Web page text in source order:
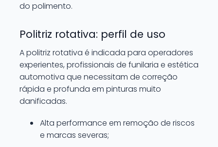
do polimento.
Politriz rotativa: perfil de uso
A politriz rotativa é indicada para operadores
experientes, profissionais de funilaria e estética
automotiva que necessitam de correção
rápida e profunda em pinturas muito
danificadas.
Alta performance em remoção de riscos
e marcas severas;